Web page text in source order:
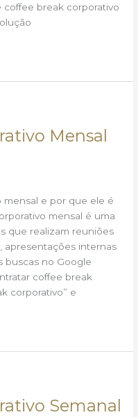
coffee break corporativo
Mensal
mensal e por que ele é
mensal é uma
que realizam reuniões
apresentações internas
buscas no Google
coffee break
corporativo” e
Semanal